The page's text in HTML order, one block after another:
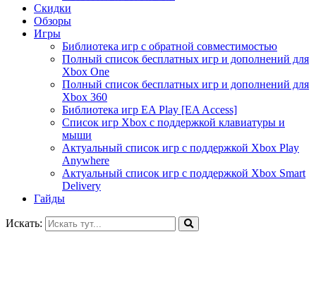
Скидки
Обзоры
Игры
Библиотека игр с обратной совместимостью
Полный список бесплатных игр и дополнений для
Xbox One
Полный список бесплатных игр и дополнений для
Xbox 360
Библиотека игр EA Play [EA Access]
Список игр Xbox c поддержкой клавиатуры и
мыши
Актуальный список игр с поддержкой Xbox Play
Anywhere
Актуальный список игр с поддержкой Xbox Smart
Delivery
Гайды
Искать: